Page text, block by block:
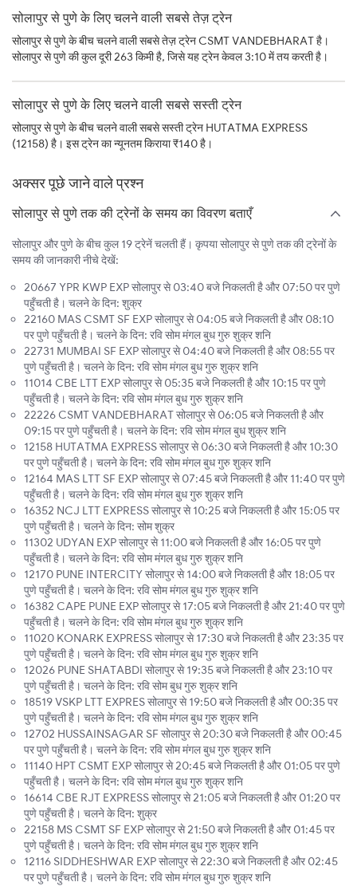
सोलापुर से पुणे के लिए चलने वाली सबसे तेज़ ट्रेन
सोलापुर से पुणे के बीच चलने वाली सबसे तेज़ ट्रेन CSMT VANDEBHARAT है।
सोलापुर से पुणे की कुल दूरी 263 किमी है, जिसे यह ट्रेन केवल 3:10 में तय करती है।
सोलापुर से पुणे के लिए चलने वाली सबसे सस्ती ट्रेन
सोलापुर से पुणे के बीच चलने वाली सबसे सस्ती ट्रेन HUTATMA EXPRESS
(12158) है। इस ट्रेन का न्यूनतम किराया ₹140 है।
अक्सर पूछे जाने वाले प्रश्न
सोलापुर से पुणे तक की ट्रेनों के समय का विवरण बताएँ
सोलापुर और पुणे के बीच कुल 19 ट्रेनें चलती हैं। कृपया सोलापुर से पुणे तक की ट्रेनों के
समय की जानकारी नीचे देखें:
20667 YPR KWP EXP सोलापुर से 03:40 बजे निकलती है और 07:50 पर पुणे
पहुँचती है। चलने के दिन: शुक्र
22160 MAS CSMT SF EXP सोलापुर से 04:05 बजे निकलती है और 08:10
पर पुणे पहुँचती है। चलने के दिन: रवि सोम मंगल बुध गुरु शुक्र शनि
22731 MUMBAI SF EXP सोलापुर से 04:40 बजे निकलती है और 08:55 पर
पुणे पहुँचती है। चलने के दिन: रवि सोम मंगल बुध गुरु शुक्र शनि
11014 CBE LTT EXP सोलापुर से 05:35 बजे निकलती है और 10:15 पर पुणे
पहुँचती है। चलने के दिन: रवि सोम मंगल बुध गुरु शुक्र शनि
22226 CSMT VANDEBHARAT सोलापुर से 06:05 बजे निकलती है और
09:15 पर पुणे पहुँचती है। चलने के दिन: रवि सोम मंगल बुध शुक्र शनि
12158 HUTATMA EXPRESS सोलापुर से 06:30 बजे निकलती है और 10:30
पर पुणे पहुँचती है। चलने के दिन: रवि सोम मंगल बुध गुरु शुक्र शनि
12164 MAS LTT SF EXP सोलापुर से 07:45 बजे निकलती है और 11:40 पर पुणे
पहुँचती है। चलने के दिन: रवि सोम मंगल बुध गुरु शुक्र शनि
16352 NCJ LTT EXPRESS सोलापुर से 10:25 बजे निकलती है और 15:05 पर
पुणे पहुँचती है। चलने के दिन: सोम शुक्र
11302 UDYAN EXP सोलापुर से 11:00 बजे निकलती है और 16:05 पर पुणे
पहुँचती है। चलने के दिन: रवि सोम मंगल बुध गुरु शुक्र शनि
12170 PUNE INTERCITY सोलापुर से 14:00 बजे निकलती है और 18:05 पर
पुणे पहुँचती है। चलने के दिन: रवि सोम मंगल बुध गुरु शुक्र शनि
16382 CAPE PUNE EXP सोलापुर से 17:05 बजे निकलती है और 21:40 पर पुणे
पहुँचती है। चलने के दिन: रवि सोम मंगल बुध गुरु शुक्र शनि
11020 KONARK EXPRESS सोलापुर से 17:30 बजे निकलती है और 23:35 पर
पुणे पहुँचती है। चलने के दिन: रवि सोम मंगल बुध गुरु शुक्र शनि
12026 PUNE SHATABDI सोलापुर से 19:35 बजे निकलती है और 23:10 पर
पुणे पहुँचती है। चलने के दिन: रवि सोम बुध गुरु शुक्र शनि
18519 VSKP LTT EXPRES सोलापुर से 19:50 बजे निकलती है और 00:35 पर
पुणे पहुँचती है। चलने के दिन: रवि सोम मंगल बुध गुरु शुक्र शनि
12702 HUSSAINSAGAR SF सोलापुर से 20:30 बजे निकलती है और 00:45
पर पुणे पहुँचती है। चलने के दिन: रवि सोम मंगल बुध गुरु शुक्र शनि
11140 HPT CSMT EXP सोलापुर से 20:45 बजे निकलती है और 01:05 पर पुणे
पहुँचती है। चलने के दिन: रवि सोम मंगल बुध गुरु शुक्र शनि
16614 CBE RJT EXPRESS सोलापुर से 21:05 बजे निकलती है और 01:20 पर
पुणे पहुँचती है। चलने के दिन: शुक्र
22158 MS CSMT SF EXP सोलापुर से 21:50 बजे निकलती है और 01:45 पर
पुणे पहुँचती है। चलने के दिन: रवि सोम मंगल बुध गुरु शुक्र शनि
12116 SIDDHESHWAR EXP सोलापुर से 22:30 बजे निकलती है और 02:45
पर पुणे पहुँचती है। चलने के दिन: रवि सोम मंगल बुध गुरु शुक्र शनि